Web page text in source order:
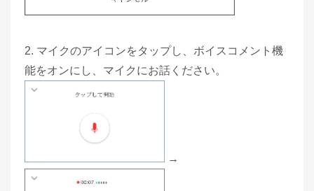
2. マイクのアイコンをタップし、ボイスコメント機
能をオンにし、マイクにお話ください。
→